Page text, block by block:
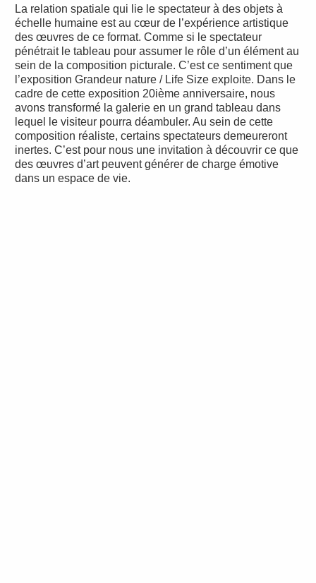
La relation spatiale qui lie le spectateur à des objets à
échelle humaine est au cœur de l’expérience artistique
des œuvres de ce format. Comme si le spectateur
pénétrait le tableau pour assumer le rôle d’un élément au
sein de la composition picturale. C’est ce sentiment que
l’exposition Grandeur nature / Life Size exploite. Dans le
cadre de cette exposition 20ième anniversaire, nous
avons transformé la galerie en un grand tableau dans
lequel le visiteur pourra déambuler. Au sein de cette
composition réaliste, certains spectateurs demeureront
inertes. C’est pour nous une invitation à découvrir ce que
des œuvres d’art peuvent générer de charge émotive
dans un espace de vie.